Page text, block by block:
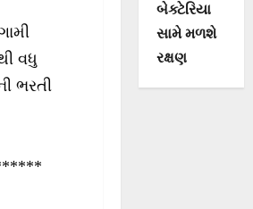
વધુ
ભરતી
બેક્ટેરિયા
સામે મળશે
રક્ષણ